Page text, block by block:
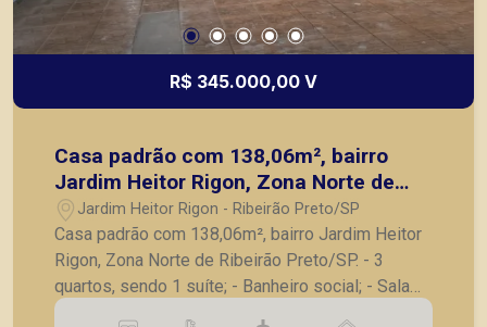
R$ 345.000,00 V
Casa padrão com 138,06m², bairro
Jardim Heitor Rigon, Zona Norte de
Ribeirão Preto/SP.
Jardim Heitor Rigon - Ribeirão Preto/SP
Casa padrão com 138,06m², bairro Jardim Heitor
Rigon, Zona Norte de Ribeirão Preto/SP. - 3
quartos, sendo 1 suíte; - Banheiro social; - Sala
para 2 ambientes; - Cozinha; - Lavanderia; -